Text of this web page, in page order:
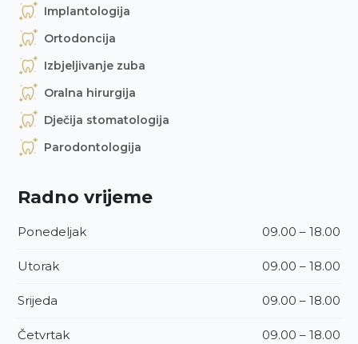
Implantologija
Ortodoncija
Izbjeljivanje zuba
Oralna hirurgija
Dječija stomatologija
Parodontologija
Radno vrijeme
Ponedeljak 09.00 – 18.00
Utorak 09.00 – 18.00
Srijeda 09.00 – 18.00
Četvrtak 09.00 – 18.00